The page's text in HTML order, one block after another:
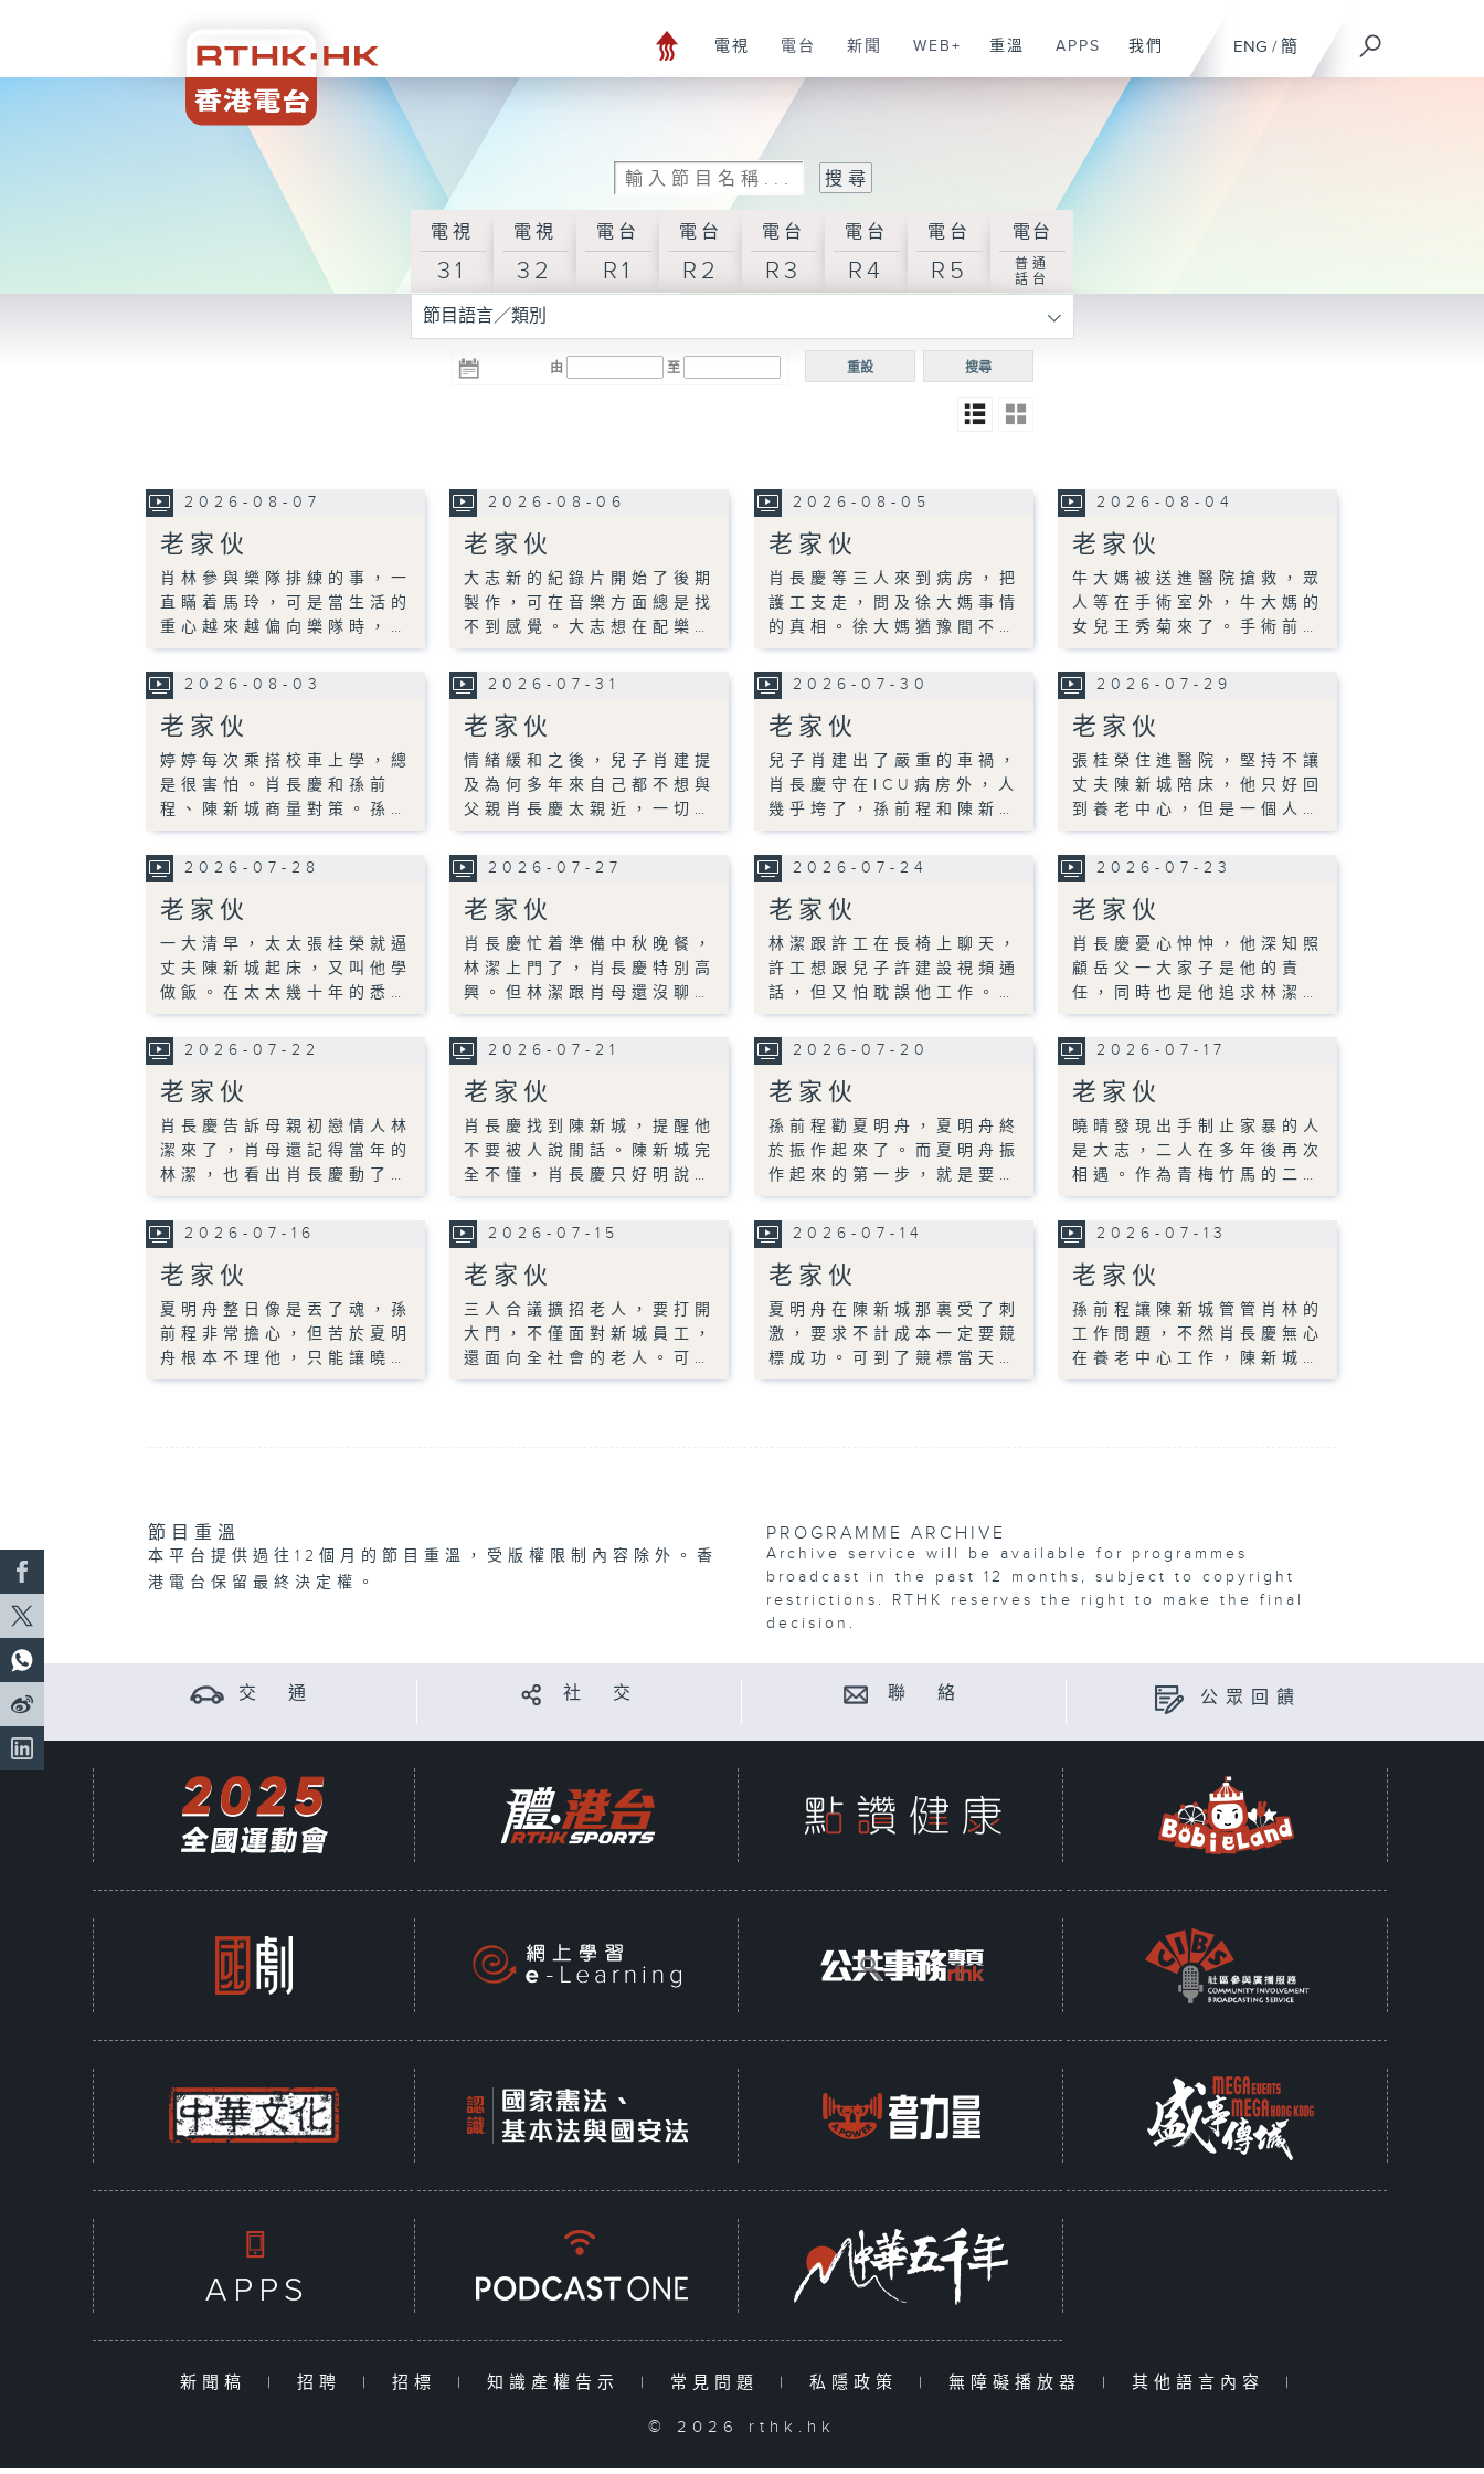
ENG / 簡
電視 電台 新聞 WEB+ 重溫 APPS 我們
電視
31
電視
32
電台
R1
電台
R2
電台
R3
電台
R4
電台
R5
電台
普通
話台
節目語言／類別
由 至 搜尋
重設
2026-08-07
老家伙
肖林參與樂隊排練的事，一
直瞞着馬玲，可是當生活的
重心越來越偏向樂隊時，…
2026-08-06
老家伙
大志新的紀錄片開始了後期
製作，可在音樂方面總是找
不到感覺。大志想在配樂…
2026-08-05
老家伙
肖長慶等三人來到病房，把
護工支走，問及徐大媽事情
的真相。徐大媽猶豫間不…
2026-08-04
老家伙
牛大媽被送進醫院搶救，眾
人等在手術室外，牛大媽的
女兒王秀菊來了。手術前…
2026-08-03
老家伙
婷婷每次乘搭校車上學，總
是很害怕。肖長慶和孫前
程、陳新城商量對策。孫…
2026-07-31
老家伙
情緒緩和之後，兒子肖建提
及為何多年來自己都不想與
父親肖長慶太親近，一切…
2026-07-30
老家伙
兒子肖建出了嚴重的車禍，
肖長慶守在ICU病房外，人
幾乎垮了，孫前程和陳新…
2026-07-29
老家伙
張桂榮住進醫院，堅持不讓
丈夫陳新城陪床，他只好回
到養老中心，但是一個人…
2026-07-28
老家伙
一大清早，太太張桂榮就逼
丈夫陳新城起床，又叫他學
做飯。在太太幾十年的悉…
2026-07-27
老家伙
肖長慶忙着準備中秋晚餐，
林潔上門了，肖長慶特別高
興。但林潔跟肖母還沒聊…
2026-07-24
老家伙
林潔跟許工在長椅上聊天，
許工想跟兒子許建設視頻通
話，但又怕耽誤他工作。…
2026-07-23
老家伙
肖長慶憂心忡忡，他深知照
顧岳父一大家子是他的責
任，同時也是他追求林潔…
2026-07-22
老家伙
肖長慶告訴母親初戀情人林
潔來了，肖母還記得當年的
林潔，也看出肖長慶動了…
2026-07-21
老家伙
肖長慶找到陳新城，提醒他
不要被人說閒話。陳新城完
全不懂，肖長慶只好明說…
2026-07-20
老家伙
孫前程勸夏明舟，夏明舟終
於振作起來了。而夏明舟振
作起來的第一步，就是要…
2026-07-17
老家伙
曉晴發現出手制止家暴的人
是大志，二人在多年後再次
相遇。作為青梅竹馬的二…
2026-07-16
老家伙
夏明舟整日像是丟了魂，孫
前程非常擔心，但苦於夏明
舟根本不理他，只能讓曉…
2026-07-15
老家伙
三人合議擴招老人，要打開
大門，不僅面對新城員工，
還面向全社會的老人。可…
2026-07-14
老家伙
夏明舟在陳新城那裏受了刺
激，要求不計成本一定要競
標成功。可到了競標當天…
2026-07-13
老家伙
孫前程讓陳新城管管肖林的
工作問題，不然肖長慶無心
在養老中心工作，陳新城…
節目重溫
本平台提供過往12個月的節目重溫，受版權限制內容除外。香
港電台保留最終決定權。
PROGRAMME ARCHIVE
Archive service will be available for programmes
broadcast in the past 12 months, subject to copyright
restrictions. RTHK reserves the right to make the final
decision.
交 通 社 交 聯 絡 公眾回饋
新聞稿 | 招聘 | 招標 | 知識產權告示 | 常見問題 | 私隱政策 | 無障礙播放器 | 其他語言內容 |
© 2026 rthk.hk